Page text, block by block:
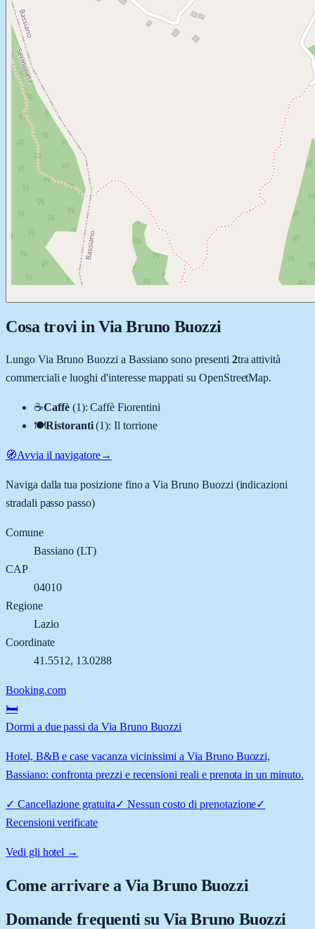
Cosa trovi in Via Bruno Buozzi
Lungo Via Bruno Buozzi a Bassiano sono presenti 2tra attività
commerciali e luoghi d'interesse mappati su OpenStreetMap.
☕Caffè (1):Caffè Fiorentini
🍽️Ristoranti (1):Il torrione
🧭Avvia il navigatore→
Naviga dalla tua posizione fino aVia Bruno Buozzi (indicazioni
stradali passo passo)
Comune
Bassiano(LT)
CAP
04010
Regione
Lazio
Coordinate
41.5512, 13.0288
Booking.com
🛏️
Dormi a due passi da Via Bruno Buozzi
Hotel, B&B e case vacanza vicinissimi a Via Bruno Buozzi,
Bassiano: confronta prezzi e recensioni reali e prenota in un minuto.
✓ Cancellazione gratuita✓ Nessun costo di prenotazione✓
Recensioni verificate
Vedi gli hotel →
Come arrivare aVia Bruno Buozzi
Domande frequenti su Via Bruno Buozzi